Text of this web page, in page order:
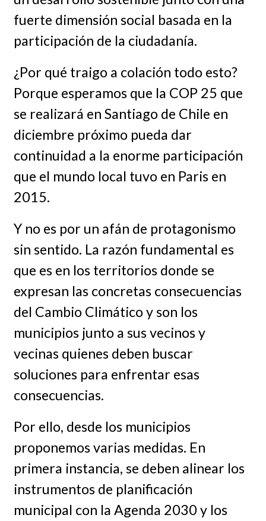
fuerte dimensión social basada en la
participación de la ciudadanía.
¿Por qué traigo a colación todo esto?
Porque esperamos que la COP 25 que
se realizará en Santiago de Chile en
diciembre próximo pueda dar
continuidad a la enorme participación
que el mundo local tuvo en Paris en
2015.
Y no es por un afán de protagonismo
sin sentido. La razón fundamental es
que es en los territorios donde se
expresan las concretas consecuencias
del Cambio Climático y son los
municipios junto a sus vecinos y
vecinas quienes deben buscar
soluciones para enfrentar esas
consecuencias.
Por ello, desde los municipios
proponemos varias medidas. En
primera instancia, se deben alinear los
instrumentos de planificación
municipal con la Agenda 2030 y los